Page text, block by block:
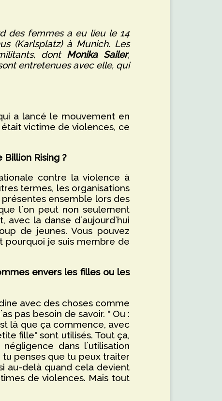
des femmes a eu lieu le 14
(Karlsplatz) à Munich. Les
dont Monika Sailer,
entretenues avec elle, qui
a lancé le mouvement en
victime de violences, ce
Rising ?
contre la violence à
termes, les organisations
ensemble lors des
l`on peut non seulement
avec la danse d`aujourd`hui
de jeunes. Vous pouvez
pourquoi je suis membre de
envers les filles ou les
avec des choses comme
pas besoin de savoir. " Ou :
là que ça commence, avec
fille" sont utilisés. Tout ça,
dans l`utilisation
tu penses que tu peux traiter
au-delà quand cela devient
de violences. Mais tout